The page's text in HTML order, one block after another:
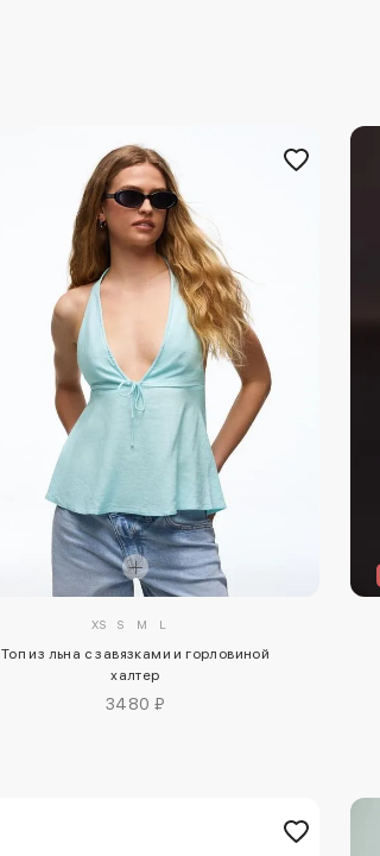
XS S M L
Топ из льна с завязками и горловиной
халтер
3480 ₽